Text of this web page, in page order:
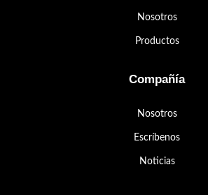
Nosotros
Productos
Compañía
Nosotros
Escríbenos
Noticias